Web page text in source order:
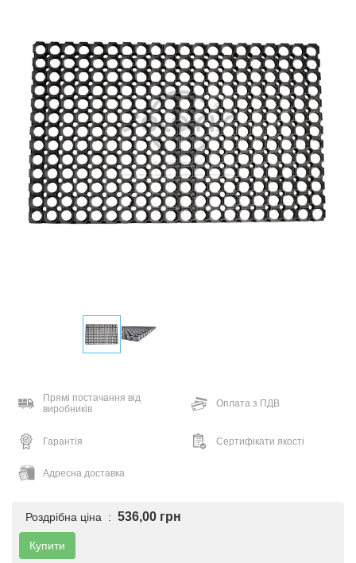
Прямі постачання від
виробників
Оплата з ПДВ
Гарантія Сертифікати якості
Адресна доставка
Роздрібна ціна : 536,00 грн
Купити